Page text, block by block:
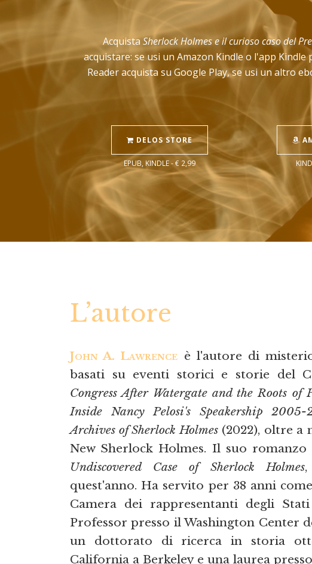
Acquista Sherlock Holmes e il curioso caso del
acquistare: se usi un Amazon Kindle o l'app
Reader acquista su Google Play, se usi un altro
DELOS STORE
EPUB, KINDLE - € 2,99
L’autore
John A. Lawrence è l'autore di
basati su eventi storici e storie del
Congress After Watergate and the Roots of
Inside Nancy Pelosi's Speakership 2005-
Archives of Sherlock Holmes(2022), oltre a
New Sherlock Holmes. Il suo romanzo
Undiscovered Case of Sherlock Holmes
quest'anno. Ha servito per 38 anni
Camera dei rappresentanti degli
Professor presso il Washington Center
un dottorato di ricerca in storia
California a Berkeley e una laurea